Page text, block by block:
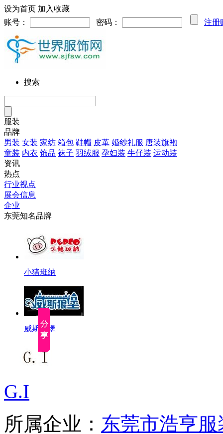
设为首页 加入收藏
账号：
密码： 注册
搜索
服装
品牌
男装 女装 家纺 箱包 鞋帽 皮革 婚纱礼服 唐装旗袍
童装 内衣 饰品 袜子 羽绒服 孕妇装 牛仔装 运动装
资讯
热点
行业视点
展会信息
企业
东莞知名品牌
小猪班纳
威斯狼堡
G.I
所属企业： 东莞市浩亨